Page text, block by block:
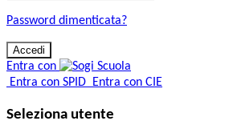
Password dimenticata?
Entra con
Entra con SPID Entra con CIE
Seleziona utente